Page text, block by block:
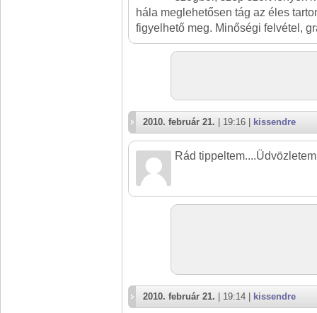
hála meglehetősen tág az éles
figyelhető meg. Minőségi felvétel,
2010. február 21. | 19:16 | kissendre
Rád
2010. február 21. | 19:14 | kissendre